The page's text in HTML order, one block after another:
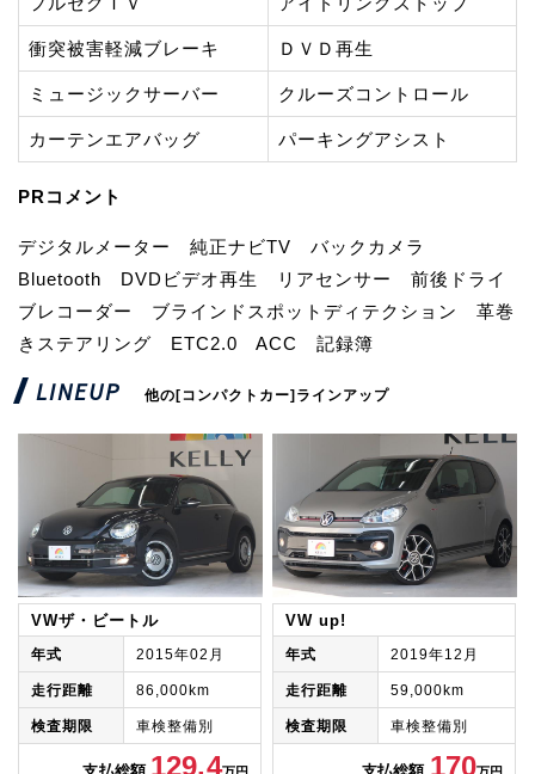
衝突被害軽減ブレーキ ＤＶＤ再生
ミュージックサーバー クルーズコントロール
カーテンエアバッグ パーキングアシスト
PRコメント
デジタルメーター 純正ナビTV バックカメラ
Bluetooth DVDビデオ再生 リアセンサー 前後ドライ
ブレコーダー ブラインドスポットディテクション 革巻
きステアリング ETC2.0 ACC 記録簿
LINEUP 他の[コンパクトカー]ラインアップ
VWザ・ビートル
年式 2015年02月
走行距離 86,000km
検査期限 車検整備別
129.4
VW up!
年式 2019年12月
走行距離 59,000km
検査期限 車検整備別
170